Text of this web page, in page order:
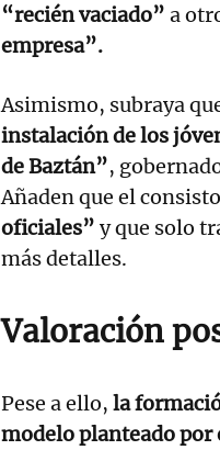
“recién vaciado” a
empresa”.
Asimismo, subraya
instalación de los
de Baztán”,
Añaden que el
oficiales” y que solo
más detalles.
Valoración
Pese a ello, la
modelo planteado